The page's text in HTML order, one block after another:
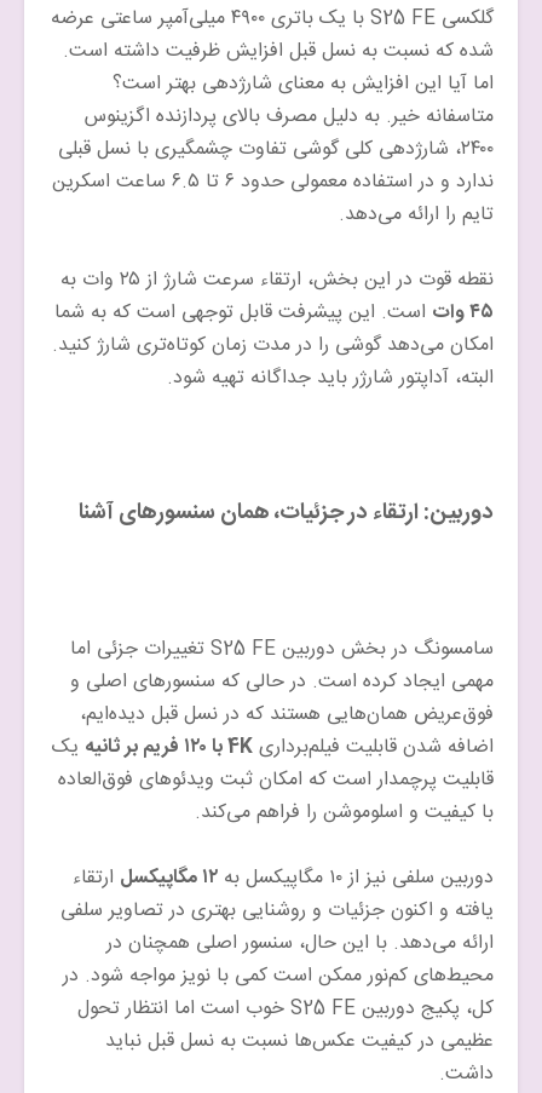
گلکسی S25 FE با یک باتری ۴۹۰۰ میلی‌آمپر ساعتی عرضه
شده که نسبت به نسل قبل افزایش ظرفیت داشته است.
اما آیا این افزایش به معنای شارژدهی بهتر است؟
متاسفانه خیر. به دلیل مصرف بالای پردازنده اگزینوس
۲۴۰۰، شارژدهی کلی گوشی تفاوت چشمگیری با نسل قبلی
ندارد و در استفاده معمولی حدود ۶ تا ۶.۵ ساعت اسکرین
تایم را ارائه می‌دهد.
نقطه قوت در این بخش، ارتقاء سرعت شارژ از ۲۵ وات به
۴۵ وات
است. این پیشرفت قابل توجهی است که به شما
امکان می‌دهد گوشی را در مدت زمان کوتاه‌تری شارژ کنید.
البته، آداپتور شارژر باید جداگانه تهیه شود.
دوربین: ارتقاء در جزئیات، همان سنسورهای آشنا
سامسونگ در بخش دوربین S25 FE تغییرات جزئی اما
مهمی ایجاد کرده است. در حالی که سنسورهای اصلی و
فوق‌عریض همان‌هایی هستند که در نسل قبل دیده‌ایم،
اضافه شدن قابلیت فیلم‌برداری4K با ۱۲۰ فریم بر ثانیه
یک
قابلیت پرچمدار است که امکان ثبت ویدئوهای فوق‌العاده
با کیفیت و اسلوموشن را فراهم می‌کند.
دوربین سلفی نیز از ۱۰ مگاپیکسل به ۱۲ مگاپیکسل
ارتقاء
یافته و اکنون جزئیات و روشنایی بهتری در تصاویر سلفی
ارائه می‌دهد. با این حال، سنسور اصلی همچنان در
محیط‌های کم‌نور ممکن است کمی با نویز مواجه شود. در
کل، پکیج دوربین S25 FE خوب است اما انتظار تحول
عظیمی در کیفیت عکس‌ها نسبت به نسل قبل نباید
داشت.